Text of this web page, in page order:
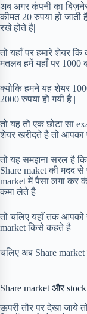
अब अगर कंपनी का
कीमत 20 रुपया हो
रखे होते है|
तो यहाँ पर हमारे शेयर
मतलब हमें यहाँ पर 1000
क्योकि हमने यह शेयर
2000 रुपया हो गयी है |
तो यह तो एक छोटा सा
शेयर खरीदते है तो आपका
तो यह समझना सरल है
Share maket की मदद
market में पैसा लगा कर
कमा लेते है |
तो चलिए यहाँ तक आपको
market किसे कहते है |
चलिए अब Share
|
Share market और
ऊपरी तौर पर देखा जाये